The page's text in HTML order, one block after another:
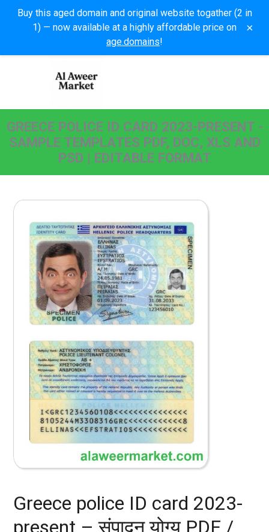
Buy this aged domain and original website togather (2 in
1) — now available at a highly affordable price on
age.domains!
×
GREECE POLICE ID CARD 2023-PRESENT -
SAMPLE TEMPLATES PDF, DOC, XLS AND
PSD | EDITABLE FORMAT
Greece police ID card 2023-
present – संपादन योग्य PDF /